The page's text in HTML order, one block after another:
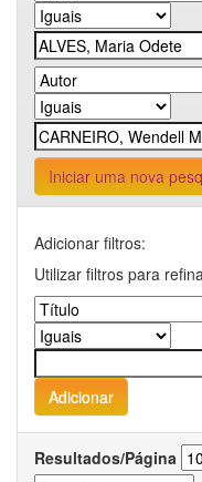
Iniciar uma nova
Adicionar filtros:
Utilizar filtros para
Resultados/Página